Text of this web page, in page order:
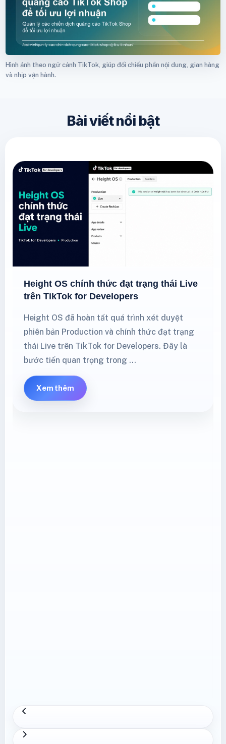
Hình ảnh theo ngữ cảnh TikTok, giúp đối chiếu phần nội dung, gian hàng
và nhịp vận hành.
Bài viết nổi bật
Height OS chính thức đạt trạng thái Live
trên TikTok for Developers
Height OS đã hoàn tất quá trình xét duyệt
phiên bản Production và chính thức đạt trạng
thái Live trên TikTok for Developers. Đây là
bước tiến quan trọng trong …
Xem thêm